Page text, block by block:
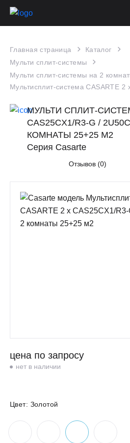
Главная страница
Каталог
Мульти сплит-системы
Мульти сплит-системы на 2
Мультисплит-система CASARTE
МУЛЬТИ СПЛИТ-
CAS25CX1/R3-G /
КОМНАТЫ 25+25 М2
Серия Casarte
Отзывов (0)
цена по запросу
нет в наличии
Цвет: Золотой